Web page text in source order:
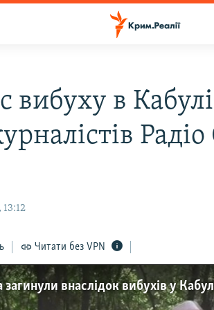
вибуху в
Читати без VPN
внаслідок вибухів у